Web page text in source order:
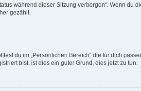
während dieser Sitzung verbergen“. Wenn du
gezählt.
du im „Persönlichen Bereich“ die für dich
bist, ist dies ein guter Grund, dies jetzt zu tun.